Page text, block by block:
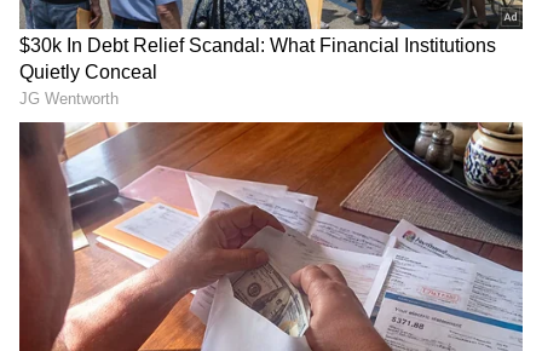
ಬೆಂಗಳೂರಿನಲ್ಲಿ ಅನಧಿಕೃತ ಬೈಕ್
ಟ್ಯಾಕ್ಸಿಗಳ ವಿರುದ್ಧ RTO
ಕಾರ್ಯಾಚರಣೆ: 263 ವಾಹನ
ಶ್ರೀಲಂಕಾ ಟೆಸ್ಟ್‌ನಲ್ಲಿ ಕನ್ನಡಿಗ
SIR: ಬೆಂಗಳೂರಿನಲ್ಲಿ 50 ಲಕ್ಷ
ನಮ್ಮ ಮೆಟ್ರೋ ಪ್ರಯಾಣಿಕರೇ